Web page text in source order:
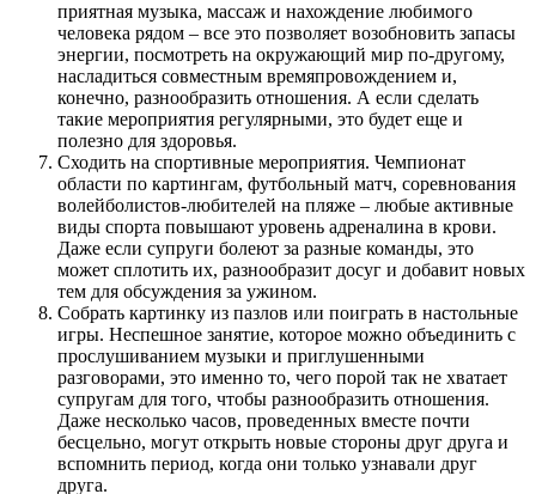
приятная музыка, массаж и нахождение любимого
человека рядом – все это позволяет возобновить запасы
энергии, посмотреть на окружающий мир по-другому,
насладиться совместным времяпровождением и,
конечно, разнообразить отношения. А если сделать
такие мероприятия регулярными, это будет еще и
полезно для здоровья.
Сходить на спортивные мероприятия. Чемпионат
области по картингам, футбольный матч, соревнования
волейболистов-любителей на пляже – любые активные
виды спорта повышают уровень адреналина в крови.
Даже если супруги болеют за разные команды, это
может сплотить их, разнообразит досуг и добавит новых
тем для обсуждения за ужином.
Собрать картинку из пазлов или поиграть в настольные
игры. Неспешное занятие, которое можно объединить с
прослушиванием музыки и приглушенными
разговорами, это именно то, чего порой так не хватает
супругам для того, чтобы разнообразить отношения.
Даже несколько часов, проведенных вместе почти
бесцельно, могут открыть новые стороны друг друга и
вспомнить период, когда они только узнавали друг
друга.